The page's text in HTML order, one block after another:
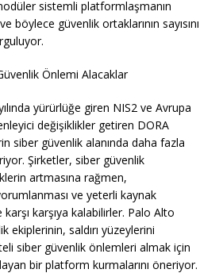
sistemli platformlaşmanın
böylece güvenlik ortaklarının sayısını
Önlemi Alacaklar
yürürlüğe giren NIS2 ve Avrupa
değişiklikler getiren DORA
siber güvenlik alanında daha fazla
Şirketler, siber güvenlik
artmasına rağmen,
ve yeterli kaynak
karşıya kalabilirler. Palo Alto
ekiplerinin, saldırı yüzeylerini
siber güvenlik önlemleri almak için
bir platform kurmalarını öneriyor.